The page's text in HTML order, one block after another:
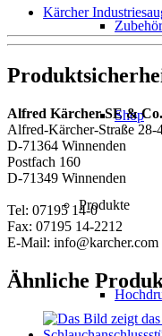
Zubehör
Shop
Produkte
Kärcher
Alfred Kärcher SE &
Alfred-Kärcher-Straße 28-
D-71364 Winnenden
Postfach 160
D-71349 Winnenden
Tel: 07195 14-0
Fax: 07195 14-2212
E-Mail: info@karcher.com
Ähnliche